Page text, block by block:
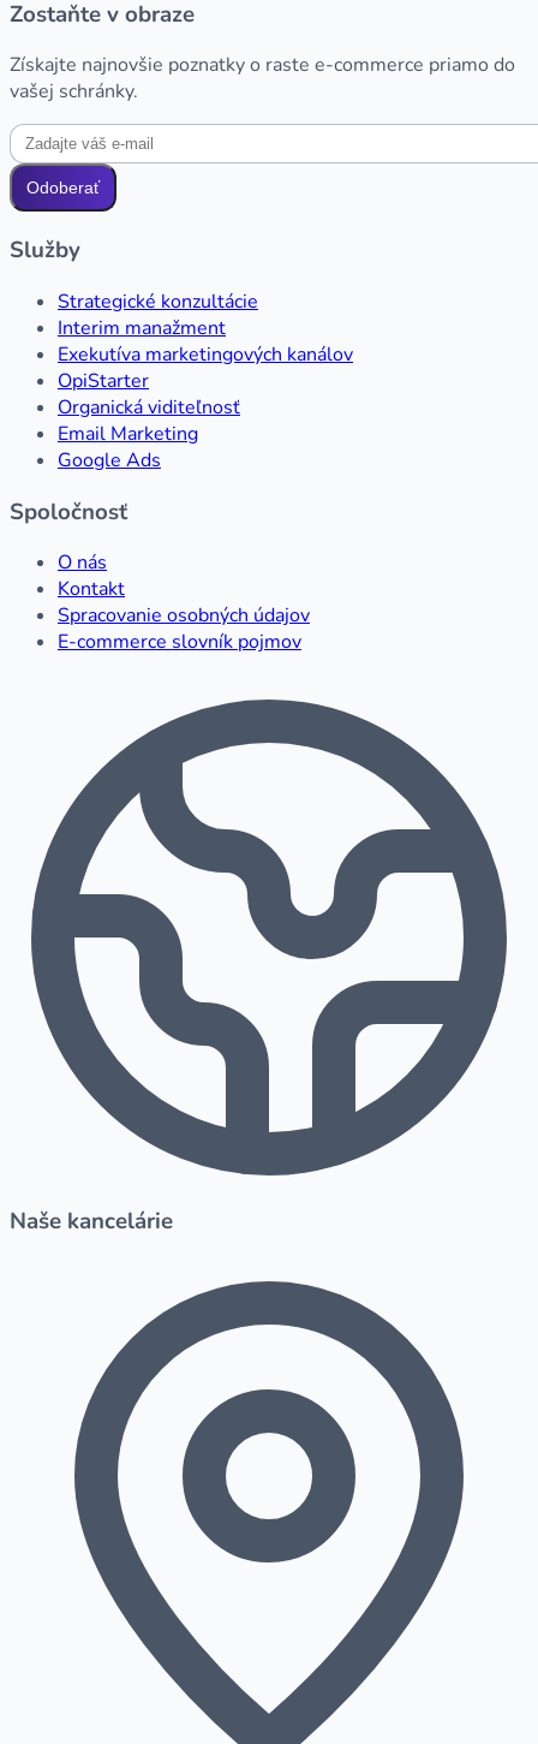
Zostaňte v obraze
Získajte najnovšie poznatky o raste e-commerce priamo do
vašej schránky.
Odoberať
Služby
Strategické konzultácie
Interim manažment
Exekutíva marketingových kanálov
OpiStarter
Organická viditeľnosť
Email Marketing
Google Ads
Spoločnosť
O nás
Kontakt
Spracovanie osobných údajov
E-commerce slovník pojmov
Naše kancelárie